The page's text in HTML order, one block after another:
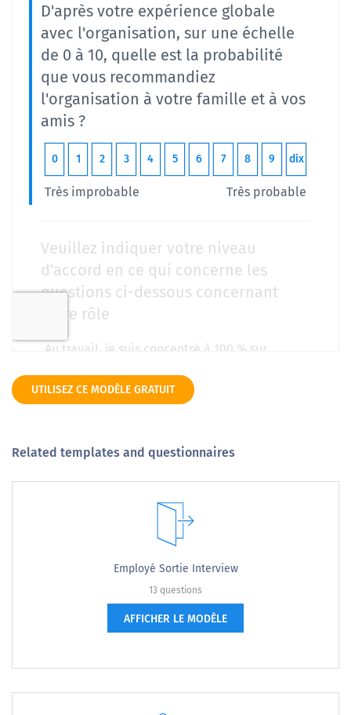
UTILISEZ CE MODÈLE GRATUIT
Related templates and questionnaires
Employé Sortie Interview
13 questions
AFFICHER LE MODÈLE